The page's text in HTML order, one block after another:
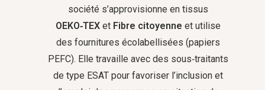
société s’approvisionne en tissus
OEKO‑TEX et Fibre citoyenne et utilise
des fournitures écolabellisées (papiers
PEFC). Elle travaille avec des sous‑traitants
de type ESAT pour favoriser l’inclusion et